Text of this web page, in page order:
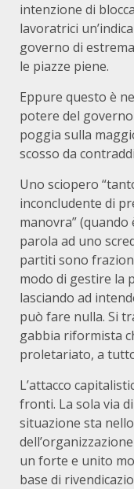
intenzione di
lavoratrici
governo di
le piazze piene.
Eppure questo è
potere del
poggia sulla
scosso da
Uno sciopero
inconcludente di
manovra”
parola ad uno
partiti sono
modo di gestire la
lasciando ad
può fare nulla. Si
gabbia riformista
proletariato, a
L’attacco
fronti. La sola via
situazione sta
un forte e unito
base di